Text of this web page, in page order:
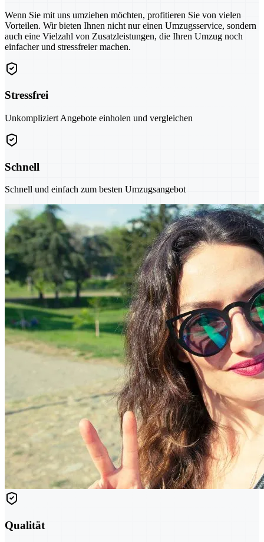
Wenn Sie mit uns umziehen möchten, profitieren Sie von vielen
Vorteilen. Wir bieten Ihnen nicht nur einen Umzugsservice, sondern
auch eine Vielzahl von Zusatzleistungen, die Ihren Umzug noch
einfacher und stressfreier machen.
Stressfrei
Unkompliziert Angebote einholen und vergleichen
Schnell
Schnell und einfach zum besten Umzugsangebot
Qualität